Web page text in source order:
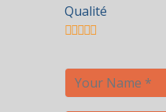
Qualité